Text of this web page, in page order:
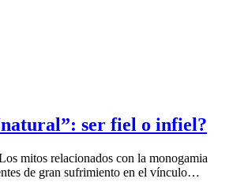
ser fiel o infiel?
mitos relacionados con la monogamia
de gran sufrimiento en el vínculo…